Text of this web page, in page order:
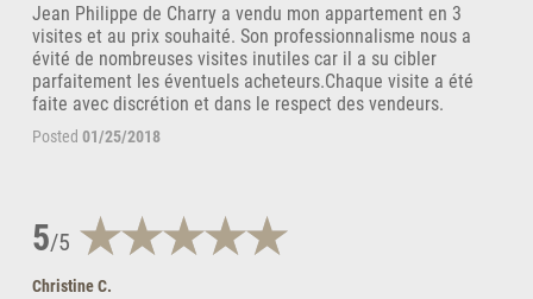
Jean Philippe de Charry a vendu mon appartement en 3
visites et au prix souhaité. Son professionnalisme nous a
évité de nombreuses visites inutiles car il a su cibler
parfaitement les éventuels acheteurs.Chaque visite a été
faite avec discrétion et dans le respect des vendeurs.
Posted 01/25/2018
5/5
Christine C.